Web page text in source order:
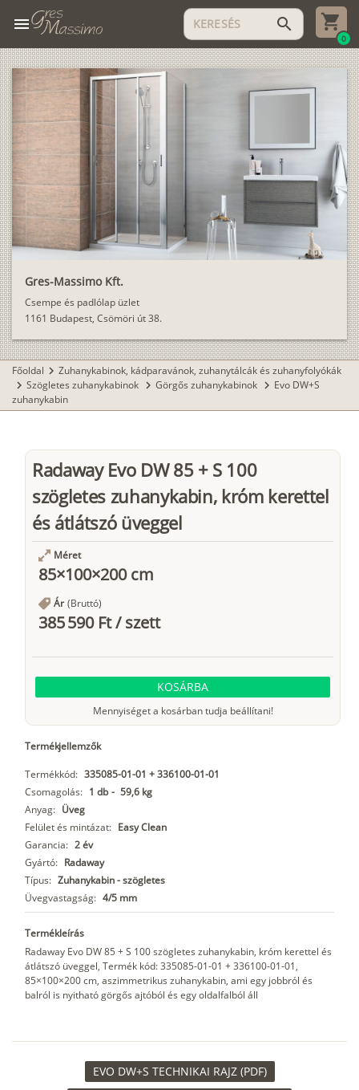
menu search
0
Gres-Massimo Kft.
Csempe és padlólap üzlet
1161 Budapest, Csömöri út 38.
Főoldal chevron_right Zuhanykabinok, kádparavánok, zuhanytálcák és zuhanyfolyókák
chevron_right Szögletes zuhanykabinok chevron_right Görgős zuhanykabinok chevron_right Evo DW+S
zuhanykabin
Radaway Evo DW 85 + S 100
szögletes zuhanykabin, króm kerettel
és átlátszó üveggel
Méret
85×100×200 cm
Ár (Bruttó)
385 590 Ft/szett
KOSÁRBA
Mennyiséget a kosárban tudja beállítani!
Termékjellemzők
Termékkód: 335085-01-01 + 336100-01-01
Csomagolás: 1 db - 59,6 kg
Anyag: Üveg
Felület és mintázat: Easy Clean
Garancia: 2 év
Gyártó: Radaway
Típus: Zuhanykabin - szögletes
Üvegvastagság: 4/5 mm
Termékleírás
Radaway Evo DW 85 + S 100 szögletes zuhanykabin, króm kerettel és
átlátszó üveggel, Termék kód: 335085-01-01 + 336100-01-01,
85×100×200 cm, aszimmetrikus zuhanykabin, ami egy jobbról és
balról is nyitható görgős ajtóból és egy oldalfalból áll
EVO DW+S TECHNIKAI RAJZ (PDF)